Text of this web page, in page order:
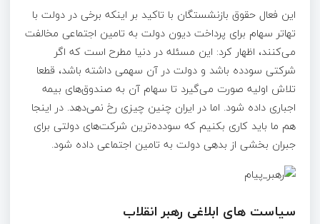
این فعال حقوق بازنشستگان با تاکید بر اینکه برخی در دولت با
تهاتر سهام برای پرداخت دیون دولت به تامین اجتماعی مخالفت
می‌کنند، اظهار کرد: این مسئله در دنیا مطرح است که اگر
شرکتی سودده باشد و دولت در آن سهمی داشته باشد، قطعا
تلاش اولیه صورت می‌گیرد تا سهام آن به صندوق‌های بیمه
اجباری داده شود. اما در ایران چنین چیزی رخ نمی‌دهد. در اینجا
هم ما باید کاری بکنیم که سودده‌ترین شرکت‌های دولتی برای
جبران بخشی از بدهی دولت به تامین اجتماعی داده شود.
سیاست‌ های ابلاغی رهبر انقلاب